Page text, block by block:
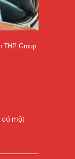
THP Group
có một